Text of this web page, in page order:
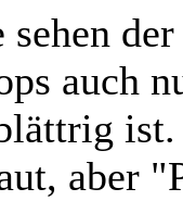
sehen
auch
aber